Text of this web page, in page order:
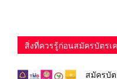
สิ่งที่ควรรู้ก่อนสมัครบัตรเ
สมัครบัต